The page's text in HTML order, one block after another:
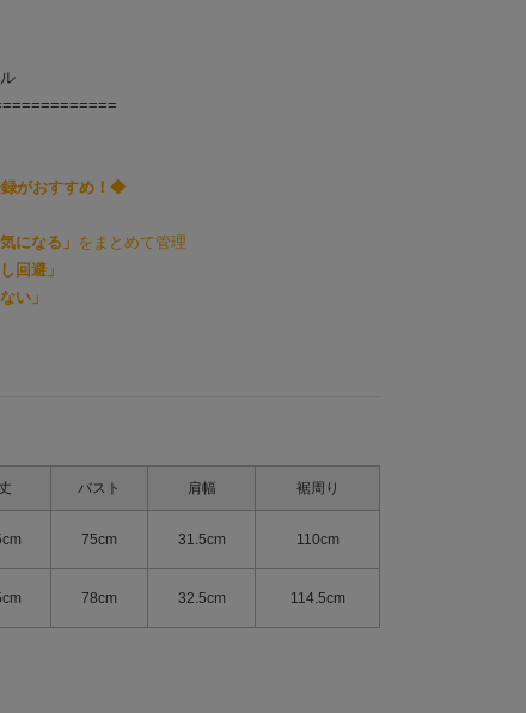
がおすすめ！◆
になる」 をまとめて管理
回避」
い」
バスト 肩幅 裾周り
75cm 31.5cm 110cm
78cm 32.5cm 114.5cm